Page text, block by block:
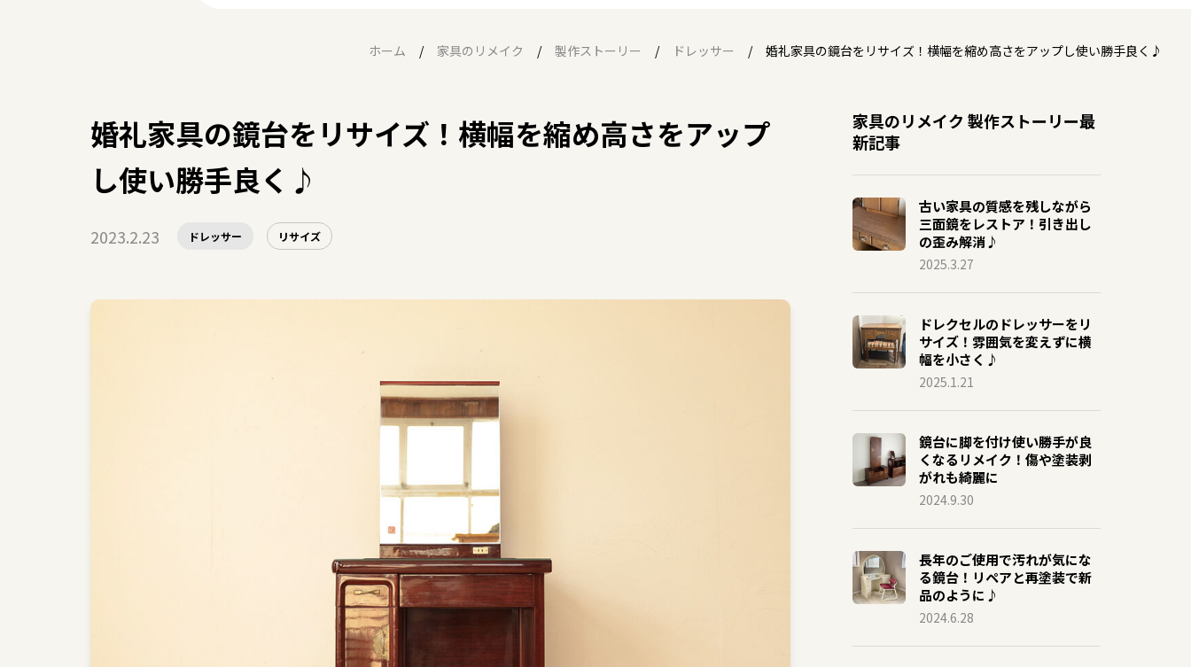
ホーム 家具のリメイク 製作ストーリー ドレッサー 婚礼家具の鏡台をリサイズ！横幅を縮め高さをアップし使い勝手良く♪
婚礼家具の鏡台をリサイズ！横幅を縮め高さをアップ
し使い勝手良く♪
2023.2.23 ドレッサー リサイズ
家具のリメイク 製作ストーリー最
新記事
古い家具の質感を残しながら
三面鏡をレストア！引き出し
の歪み解消♪
2025.3.27
ドレクセルのドレッサーをリ
サイズ！雰囲気を変えずに横
幅を小さく♪
2025.1.21
鏡台に脚を付け使い勝手が良
くなるリメイク！傷や塗装剥
がれも綺麗に
2024.9.30
長年のご使用で汚れが気にな
る鏡台！リペアと再塗装で新
品のように♪
2024.6.28